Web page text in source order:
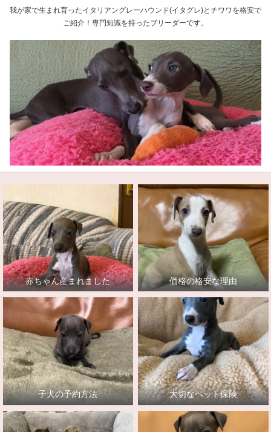
我が家で生まれ育ったイタリアングレーハウンド(イタグレ)とチワワを格安で
ご紹介！専門知識を持ったブリーダーです。
赤ちゃん産まれました 価格の格安な理由
子犬の予約方法 大切なペット保険